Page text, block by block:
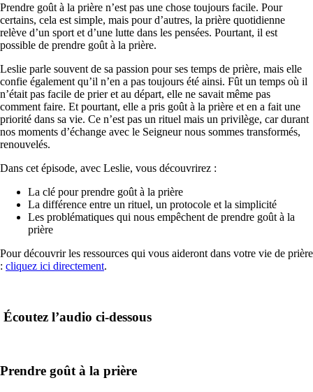
Prendre goût à la prière n’est pas une chose toujours facile. Pour
certains, cela est simple, mais pour d’autres, la prière quotidienne
relève d’un sport et d’une lutte dans les pensées. Pourtant, il est
possible de prendre goût à la prière.
Leslie parle souvent de sa passion pour ses temps de prière, mais elle
confie également qu’il n’en a pas toujours été ainsi. Fût un temps où il
n’était pas facile de prier et au départ, elle ne savait même pas
comment faire. Et pourtant, elle a pris goût à la prière et en a fait une
priorité dans sa vie. Ce n’est pas un rituel mais un privilège, car durant
nos moments d’échange avec le Seigneur nous sommes transformés,
renouvelés.
Dans cet épisode, avec Leslie, vous découvrirez :
La clé pour prendre goût à la prière
La différence entre un rituel, un protocole et la simplicité
Les problématiques qui nous empêchent de prendre goût à la
prière
Pour découvrir les ressources qui vous aideront dans votre vie de prière
: cliquez ici directement.
Écoutez l’audio ci-dessous
Prendre goût à la prière